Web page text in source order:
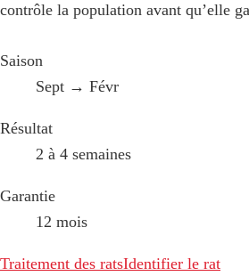
contrôle la population avant qu’elle
Saison
Sept → Févr
Résultat
2 à 4 semaines
Garantie
12 mois
Traitement des ratsIdentifier le rat